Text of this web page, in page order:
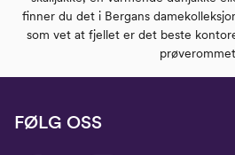
finner du det i Bergans
som vet at fjellet er det beste
FØLG OSS